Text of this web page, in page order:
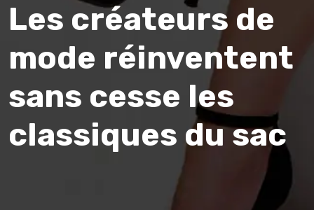
Les créateurs de
mode réinventent
sans cesse les
classiques du sac